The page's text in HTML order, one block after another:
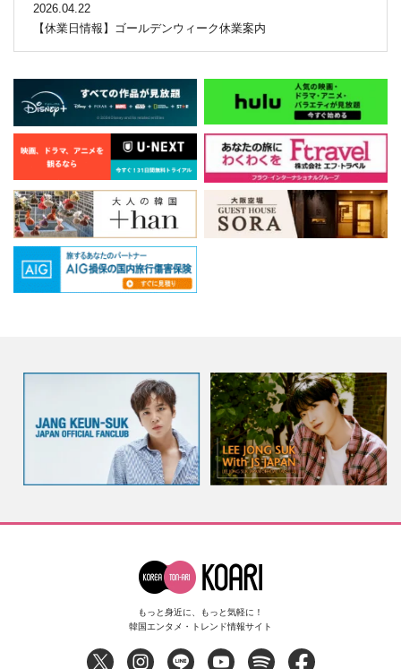
2026.04.22
【休業日情報】ゴールデンウィーク休業案内
もっと身近に、もっと気軽に！
韓国エンタメ・トレンド情報サイト